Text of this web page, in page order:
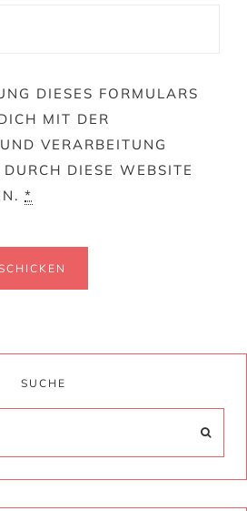
DIESES FORMULARS
MIT DER
VERARBEITUNG
DIESE WEBSITE
*
SUCHE